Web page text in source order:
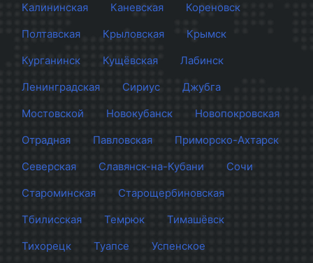
Калининская
Каневская
Кореновск
Полтавская
Крыловская
Крымск
Курганинск
Кущёвская
Лабинск
Ленинградская
Сириус
Джубга
Мостовской
Новокубанск
Новопокровская
Отрадная
Павловская
Приморско-Ахтарск
Северская
Славянск-на-Кубани
Сочи
Староминская
Старощербиновская
Тбилисская
Темрюк
Тимашёвск
Тихорецк
Туапсе
Успенское